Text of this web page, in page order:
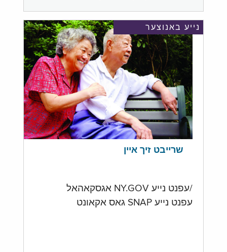
נייע באנוצער
שרייבט זיך איין
/עפנט נייע NY.GOV אגסקאהאל
עפנט נייע SNAP גאס אקאונט